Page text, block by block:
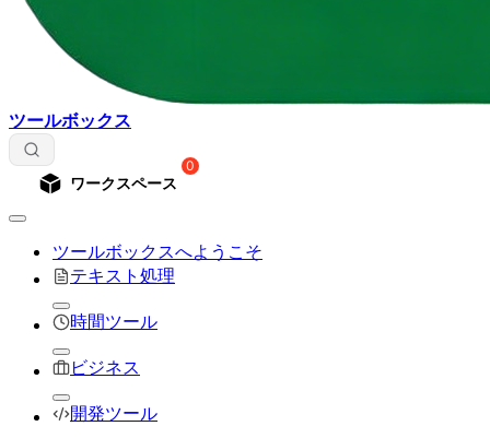
ツールボックス
ワークスペース
0
ツールボックスへようこそ
テキスト処理
時間ツール
ビジネス
開発ツール